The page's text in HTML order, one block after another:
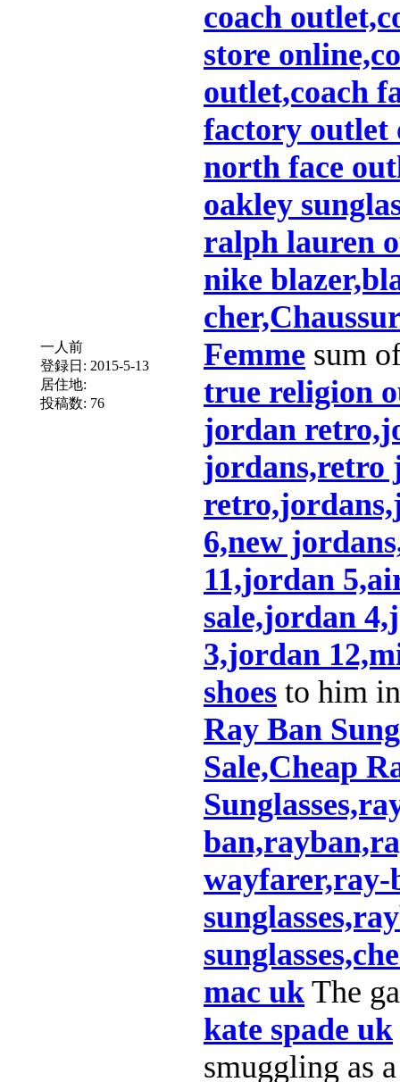
一人前
登録日: 2015-5-13
居住地:
投稿数: 76
coach
store
outlet,coach
factory outlet
north face
oakley
ralph lauren
nike
Femme sum
true religion
jordan
jordans,retro
6,new
11,jordan
sale,jordan
3,jordan
shoes to him
Ray Ban
Sale,Cheap
wayfarer,ray-
mac uk The
kate spade uk
smuggling as a